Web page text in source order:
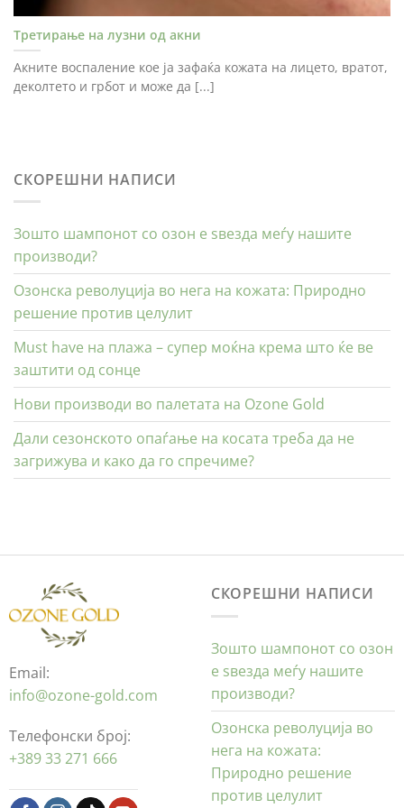
СКОРЕШНИ НАПИСИ
Зошто шампонот со озон е ѕвезда меѓу нашите
производи?
Озонска револуција во нега на кожата: Природно
решение против целулит
Must have на плажа – супер моќна крема што ќе ве
заштити од сонце
Нови производи во палетата на Ozone Gold
Дали сезонското опаѓање на косата треба да не
загрижува и како да го спречиме?
Третирање на лузни од акни
Акните воспаление кое ја зафаќа кожата на лицето, вратот,
деколтето и грбот и може да [...]
Email:
info@ozone-gold.com
Телефонски број:
+389 33 271 666
СКОРЕШНИ НАПИСИ
Зошто шампонот со озон
е ѕвезда меѓу нашите
производи?
Озонска револуција во
нега на кожата:
Природно решение
против целулит